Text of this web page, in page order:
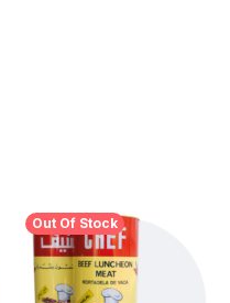
Out Of Stock